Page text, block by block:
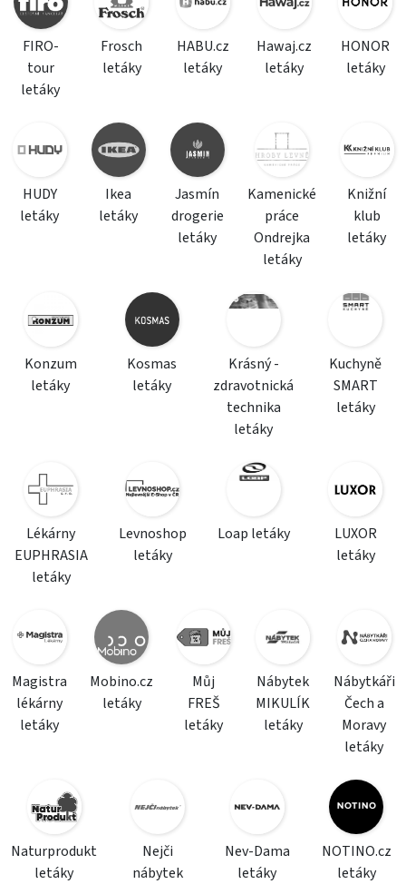
FIRO-
tour
letáky
Frosch
letáky
HABU.cz
letáky
Hawaj.cz
letáky
HONOR
letáky
HUDY
letáky
Ikea
letáky
Jasmín
drogerie
letáky
Kamenické
práce
Ondrejka
letáky
Knižní
klub
letáky
Konzum
letáky
Kosmas
letáky
Krásný -
zdravotnická
technika
letáky
Kuchyně
SMART
letáky
Lékárny
EUPHRASIA
letáky
Levnoshop
letáky
Loap letáky
LUXOR
letáky
Magistra
lékárny
letáky
Mobino.cz
letáky
Můj
FREŠ
letáky
Nábytek
MIKULÍK
letáky
Nábytkáři
Čech a
Moravy
letáky
Naturprodukt
letáky
Nejči
nábytek
Nev-Dama
letáky
NOTINO.cz
letáky